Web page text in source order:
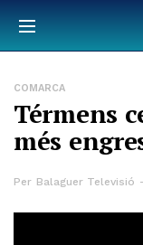
COMARCA
Térmens
més
Per Balaguer Televisió